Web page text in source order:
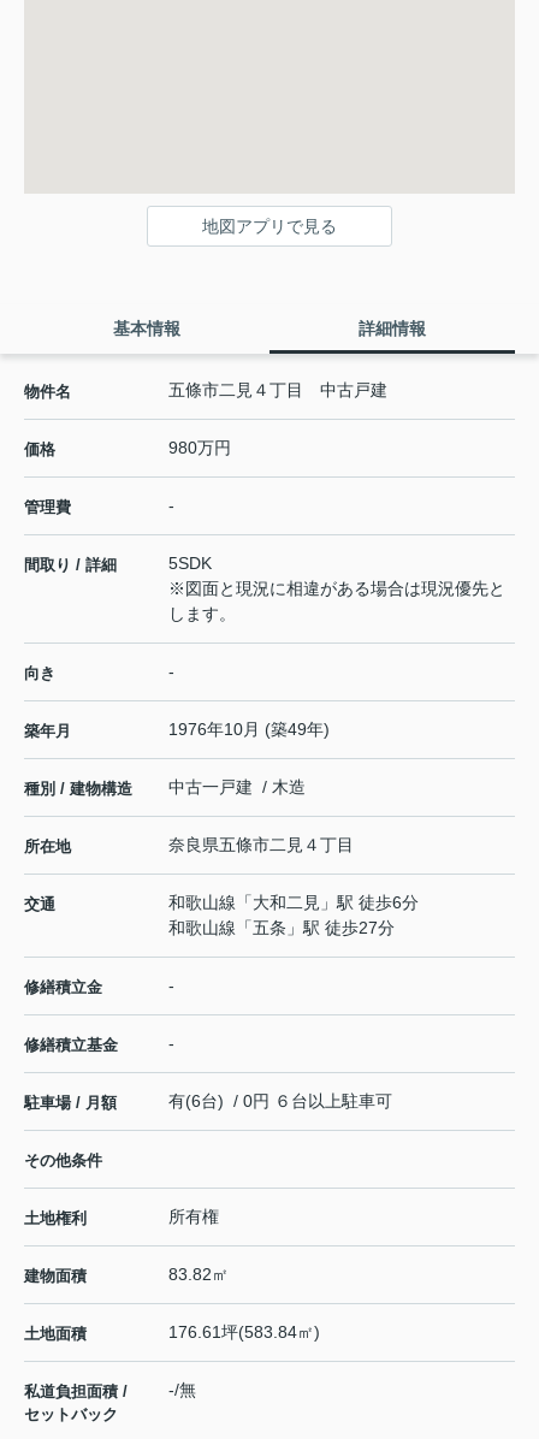
地図アプリで見る
基本情報 詳細情報
物件名 五條市二見４丁目 中古戸建
価格 980万円
管理費 -
間取り / 詳細
5SDK
※図面と現況に相違がある場合は現況優先と
します。
向き -
築年月 1976年10月 (築49年)
種別 / 建物構造 中古一戸建 / 木造
所在地 奈良県五條市二見 ４丁目
交通 和歌山線 「大和二見 」駅 徒歩6分
和歌山線 「五条 」駅 徒歩27分
修繕積立金 -
修繕積立基金 -
駐車場 / 月額 有(6台) / 0円 ６台以上駐車可
その他条件
土地権利 所有権
建物面積 83.82㎡
土地面積 176.61坪(583.84㎡)
私道負担面積 /
セットバック
-/無